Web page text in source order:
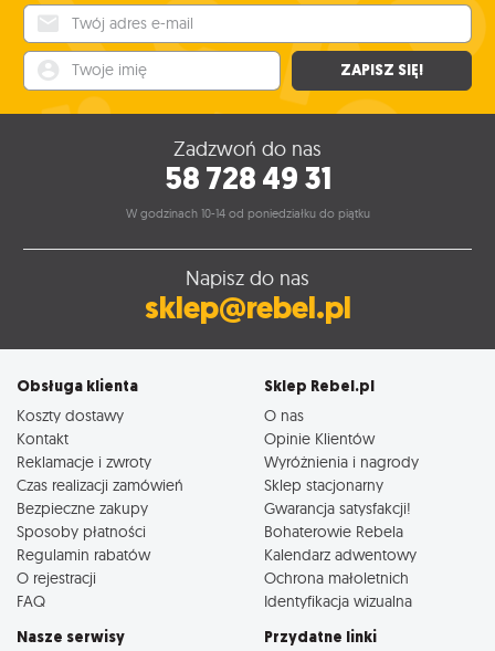
ZAPISZ SIĘ!
Zadzwoń do nas
58 728 49 31
W godzinach 10-14 od poniedziałku do piątku
Napisz do nas
sklep@rebel.pl
Obsługa klienta
Koszty dostawy
Kontakt
Reklamacje i zwroty
Czas realizacji zamówień
Bezpieczne zakupy
Sposoby płatności
Regulamin rabatów
O rejestracji
FAQ
Sklep Rebel.pl
O nas
Opinie Klientów
Wyróżnienia i nagrody
Sklep stacjonarny
Gwarancja satysfakcji!
Bohaterowie Rebela
Kalendarz adwentowy
Ochrona małoletnich
Identyfikacja wizualna
Nasze serwisy Przydatne linki